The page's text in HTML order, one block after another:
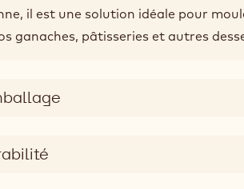
il est une solution idéale pour
ganaches, pâtisseries et autres